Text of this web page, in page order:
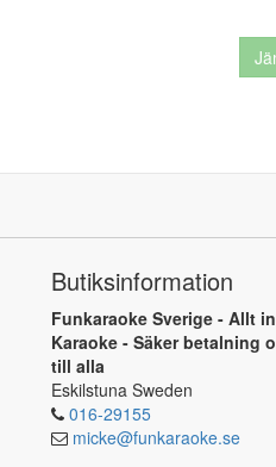
Butiksinformation
Funkaraoke Sverige - Allt
Karaoke - Säker betalning
till alla
Eskilstuna Sweden
016-29155
micke@funkaraoke.se